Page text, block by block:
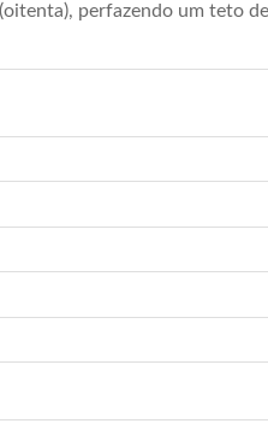
perfazendo um teto